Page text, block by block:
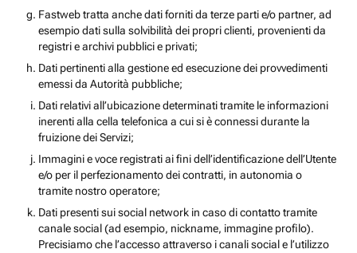
Fastweb tratta anche dati forniti da terze parti e/o partner, ad
esempio dati sulla solvibilità dei propri clienti, provenienti da
registri e archivi pubblici e privati;
Dati pertinenti alla gestione ed esecuzione dei provvedimenti
emessi da Autorità pubbliche;
Dati relativi all’ubicazione determinati tramite le informazioni
inerenti alla cella telefonica a cui si è connessi durante la
fruizione dei Servizi;
Immagini e voce registrati ai fini dell’identificazione dell’Utente
e/o per il perfezionamento dei contratti, in autonomia o
tramite nostro operatore;
Dati presenti sui social network in caso di contatto tramite
canale social (ad esempio, nickname, immagine profilo).
Precisiamo che l’accesso attraverso i canali social e l’utilizzo